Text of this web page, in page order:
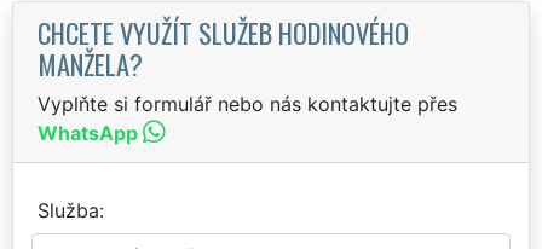
CHCETE VYUŽÍT SLUŽEB HODINOVÉHO
MANŽELA?
Vyplňte si formulář nebo nás kontaktujte přes
WhatsApp
Služba